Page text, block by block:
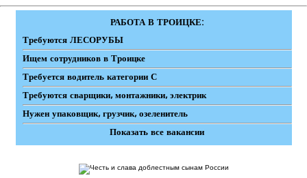
РАБОТА В ТРОИЦКЕ:
Требуются ЛЕСОРУБЫ
Ищем сотрудников в Троицке
Требуется водитель категории С
Требуются сварщики, монтажники, электрик
Нужен упаковщик, грузчик, озеленитель
Показать все вакансии